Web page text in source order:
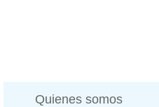
Quienes somos